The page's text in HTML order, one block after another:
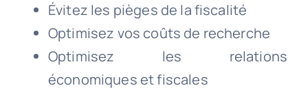
Évitez les pièges de la fiscalité
Optimisez vos coûts de recherche
Optimisez les relations
économiques et fiscales